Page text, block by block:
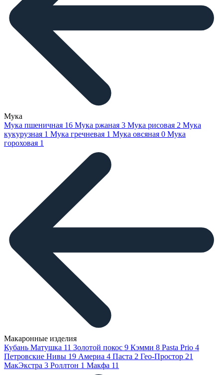
Мука
Мука пшеничная 16 Мука ржаная 3 Мука рисовая 2 Мука
кукурузная 1 Мука гречневая 1 Мука овсяная 0 Мука
гороховая 1
Макаронные изделия
Кубань Матушка 11 Золотой покос 9 Кэмми 8 Pasta Prio 4
Петровские Нивы 19 Америа 4 Паста 2 Гео-Простор 21
МакЭкстра 3 Роллтон 1 Макфа 11